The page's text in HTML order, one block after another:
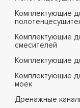
Комплектующие
Комплектующие
смесителей
Комплектующие
Комплектующие
моек
Дренажные